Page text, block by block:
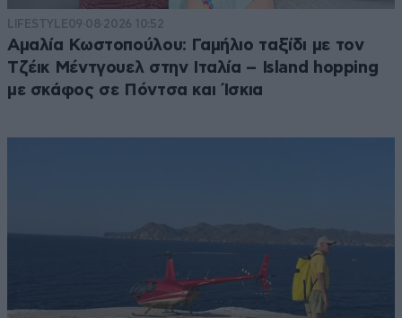
LIFESTYLE09·08·2026 10:52
Αμαλία Κωστοπούλου: Γαμήλιο ταξίδι με τον
Τζέικ Μέντγουελ στην Ιταλία – Island hopping
με σκάφος σε Πόντσα και Ίσκια